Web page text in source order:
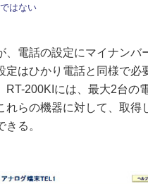
はない
電話の設定にマイナンバ
定はひかり電話と同様で必
RT-200KIには、最大2台の
れらの機器に対して、取得
る。